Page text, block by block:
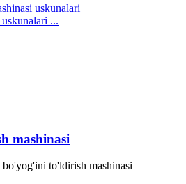
...
mashinasi